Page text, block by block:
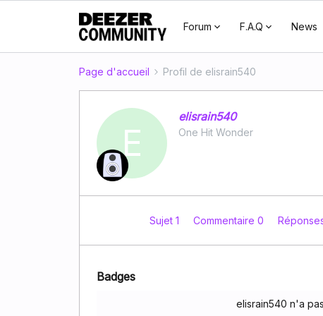
Forum F.A.Q News
Page d'accueil Profil de elisrain540
E
elisrain540
One Hit Wonder
Sujet 1 Commentaire 0
Badges
elisrain540 n'a